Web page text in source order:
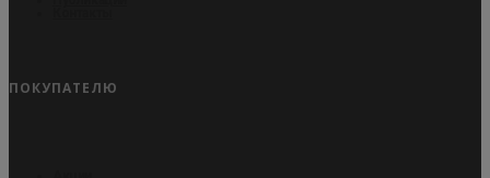
ПОКУПАТЕЛЮ